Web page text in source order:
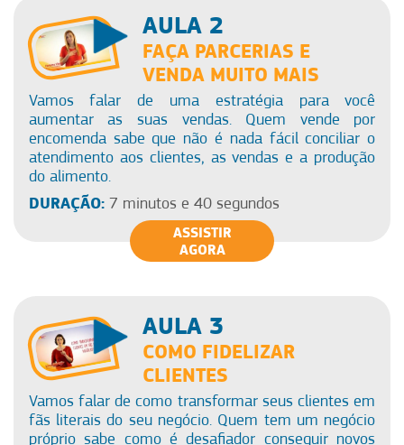
AULA 2
FAÇA PARCERIAS E
VENDA MUITO MAIS
Vamos falar de uma estratégia para você
aumentar as suas vendas. Quem vende por
encomenda sabe que não é nada fácil conciliar o
atendimento aos clientes, as vendas e a produção
do alimento.
DURAÇÃO:7 minutos e 40 segundos
ASSISTIR
AGORA
AULA 3
COMO FIDELIZAR
CLIENTES
Vamos falar de como transformar seus clientes em
fãs literais do seu negócio. Quem tem um negócio
próprio sabe como é desafiador conseguir novos